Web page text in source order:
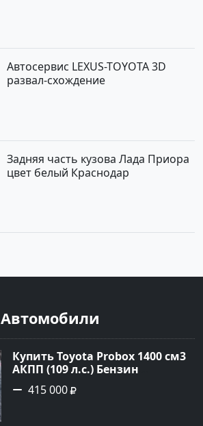
Автосервис LEXUS-TOYOTA 3D
развал-схождение
Задняя часть кузова Лада Приора
цвет белый Краснодар
Автомобили
Купить Toyota Probox 1400 см3
АКПП (109 л.с.) Бензин
инжектор в Новороссийск:
цвет белый Универсал 2010
415 000